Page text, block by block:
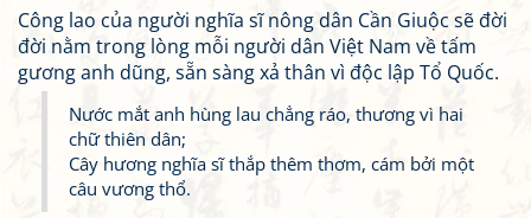
Công lao của người nghĩa sĩ nông dân Cần Giuộc sẽ đời
đời nằm trong lòng mỗi người dân Việt Nam về tấm
gương anh dũng, sẵn sàng xả thân vì độc lập Tổ Quốc.
Nước mắt anh hùng lau chẳng ráo, thương vì hai
chữ thiên dân;
Cây hương nghĩa sĩ thắp thêm thơm, cám bởi một
câu vương thổ.